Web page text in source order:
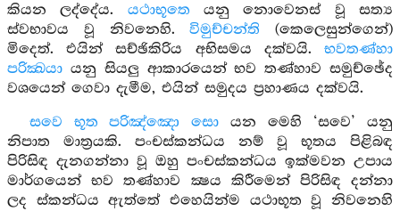
කියන ලද්දේය. යථාභූතෙ යනු නොවෙනස් වූ සත්‍ය
ස්වභාවය වූ නිවනෙහි.විමුච්චන්ති (කෙලෙසුන්ගෙන්)
මිදෙත්. එයින් සච්ඡිකිරිය අභිසමය දක්වයි. භවතණ්හා
පරික්‍ඛයා යනු සියලු ආකාරයෙන් භව තණ්හාව සමුච්ඡේද
වශයෙන් ගෙවා දැමීම, එයින් සමුදය ප්‍රහාණය දක්වයි.
සවෙ භූත පරිඤ්ඤො සො යන මෙහි ‘සවෙ’ යනු
නිපාත මාත්‍රයකි. පංචස්කන්ධය නම් වූ භූතය පිළිබඳ
පිරිසිඳ දැනගන්නා වූ ඔහු පංචස්කන්ධය ඉක්මවන උපාය
මාර්ගයෙන් භව තණ්හාව ක්‍ෂය කිරීමෙන් පිරිසිඳ දන්නා
ලද ස්කන්ධය ඇත්තේ එහෙයින්ම යථාභූත වූ නිවනෙහි